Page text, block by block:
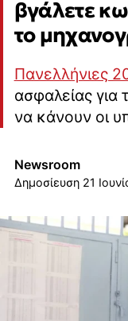
βγάλετε
το
Πανελλήνιες
ασφαλείας για
να κάνουν οι
Newsroom
21